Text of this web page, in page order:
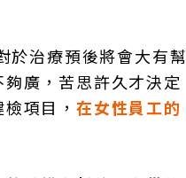
於治療預後將會大有幫
廣，苦思許久才決定
項目， 在女性員工的